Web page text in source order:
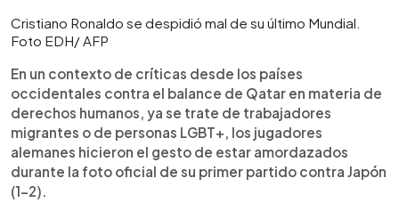
Cristiano Ronaldo se despidió mal de su último Mundial.
Foto EDH/ AFP
En un contexto de críticas desde los países
occidentales contra el balance de Qatar en materia de
derechos humanos, ya se trate de trabajadores
migrantes o de personas LGBT+, los jugadores
alemanes hicieron el gesto de estar amordazados
durante la foto oficial de su primer partido contra Japón
(1-2).